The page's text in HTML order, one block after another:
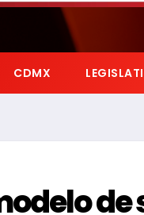
CDMX